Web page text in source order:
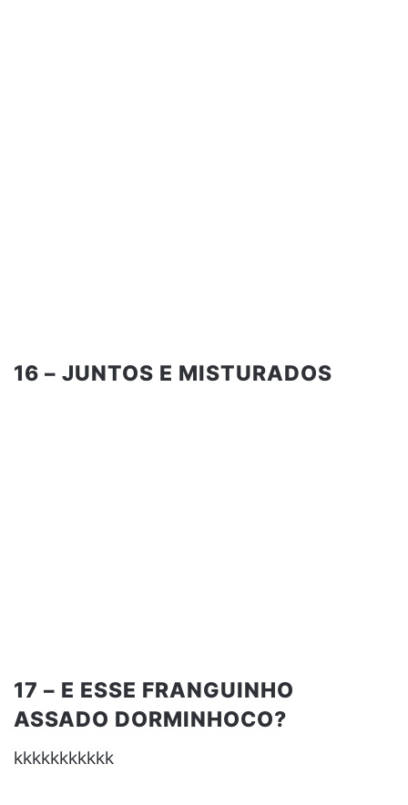
16 – JUNTOS E MISTURADOS
17 – E ESSE FRANGUINHO
ASSADO DORMINHOCO?
kkkkkkkkkkk